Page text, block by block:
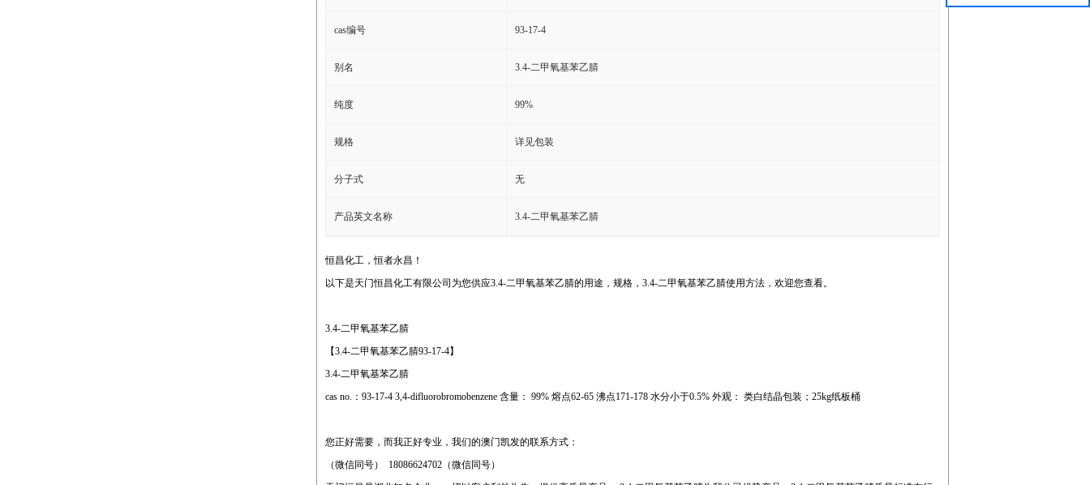
cas编号 93-17-4
别名 3.4-二甲氧基苯乙腈
纯度 99%
规格 详见包装
分子式 无
产品英文名称 3.4-二甲氧基苯乙腈
恒昌化工，恒者永昌！
以下是天门恒昌化工有限公司为您供应3.4-二甲氧基苯乙腈的用途，规格，3.4-二甲氧基苯乙腈使用方法，欢迎您查看。
3.4-二甲氧基苯乙腈
【3.4-二甲氧基苯乙腈93-17-4】
3.4-二甲氧基苯乙腈
cas no.：93-17-4 3,4-difluorobromobenzene 含量： 99% 熔点62-65 沸点171-178 水分小于0.5% 外观： 类白结晶包装；25kg纸板桶
您正好需要，而我正好专业，我们的澳门凯发的联系方式：
（微信同号） 18086624702（微信同号）